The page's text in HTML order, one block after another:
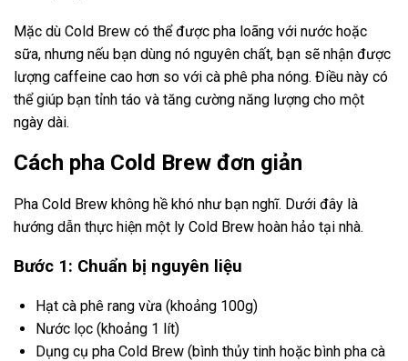
Mặc dù Cold Brew có thể được pha loãng với nước hoặc
sữa, nhưng nếu bạn dùng nó nguyên chất, bạn sẽ nhận được
lượng caffeine cao hơn so với cà phê pha nóng. Điều này có
thể giúp bạn tỉnh táo và tăng cường năng lượng cho một
ngày dài.
Cách pha Cold Brew đơn giản
Pha Cold Brew không hề khó như bạn nghĩ. Dưới đây là
hướng dẫn thực hiện một ly Cold Brew hoàn hảo tại nhà.
Bước 1: Chuẩn bị nguyên liệu
Hạt cà phê rang vừa (khoảng 100g)
Nước lọc (khoảng 1 lít)
Dụng cụ pha Cold Brew (bình thủy tinh hoặc bình pha cà